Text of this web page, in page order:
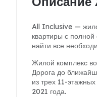
All Inclusive —
квартиры с
найти все
Жилой комплекс
Дорога до
из трех 11-
2021 года.